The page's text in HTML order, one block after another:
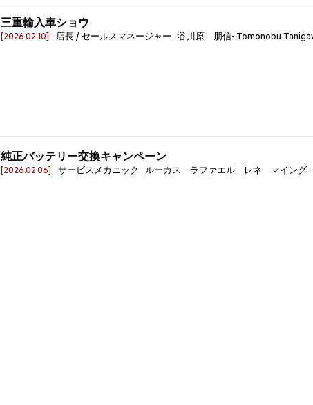
三重輸入車ショウ
[2026.02.10] 店長 / セールスマネージャー 谷川原 朋信- Tomonobu
純正バッテリー交換キャンペーン
[2026.02.06] サービスメカニック ルーカス ラファエル レネ マイング -